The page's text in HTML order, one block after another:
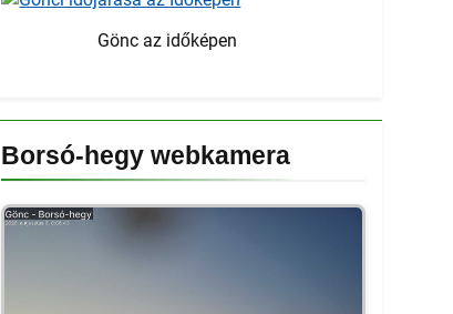
Gönc az időképen
Borsó-hegy webkamera